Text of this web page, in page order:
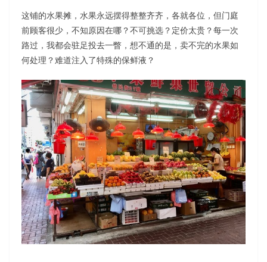
这铺的水果摊，水果永远摆得整整齐齐，各就各位，但门庭
前顾客很少，不知原因在哪？不可挑选？定价太贵？每一次
路过，我都会驻足投去一瞥，想不通的是，卖不完的水果如
何处理？难道注入了特殊的保鲜液？